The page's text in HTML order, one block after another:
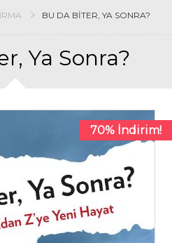
BU DA BITER, YA SONRA?
Ya Sonra?
70% İndirim!